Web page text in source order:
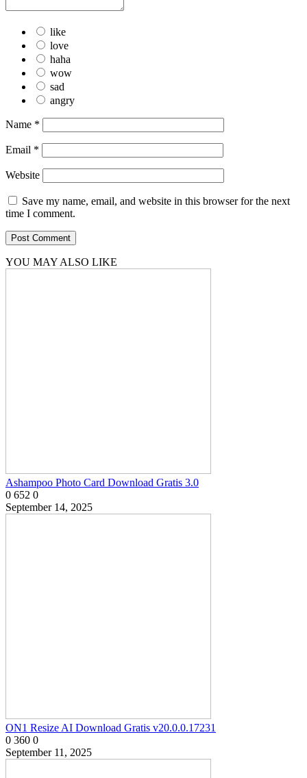
like
love
haha
wow
sad
angry
Name *
Email *
Website
Save my name, email, and website in this browser for the next
time I comment.
YOU MAY ALSO LIKE
Ashampoo Photo Card Download Gratis 3.0
0 652 0
September 14, 2025
ON1 Resize AI Download Gratis v20.0.0.17231
0 360 0
September 11, 2025